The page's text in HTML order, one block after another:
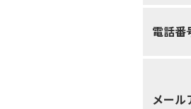
電話番
メール